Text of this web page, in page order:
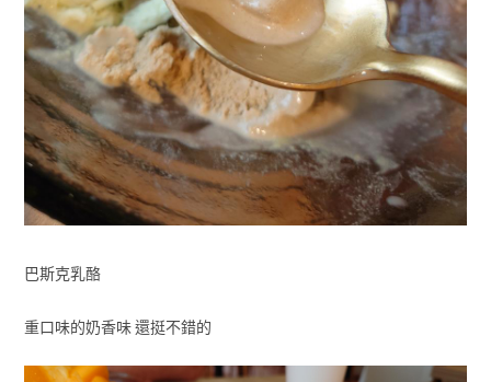
巴斯克乳酪
重口味的奶香味 還挺不錯的